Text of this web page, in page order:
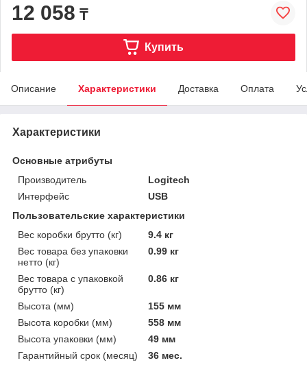
12 058 ₸
Купить
Описание Характеристики Доставка Оплата
Характеристики
Основные атрибуты
Производитель
Logitech
Интерфейс
USB
Пользовательские характеристики
Вес коробки брутто (кг)
9.4 кг
Вес товара без упаковки
нетто (кг)
0.99 кг
Вес товара с упаковкой
брутто (кг)
0.86 кг
Высота (мм)
155 мм
Высота коробки (мм)
558 мм
Высота упаковки (мм)
49 мм
Гарантийный срок (месяц)
36 мес.